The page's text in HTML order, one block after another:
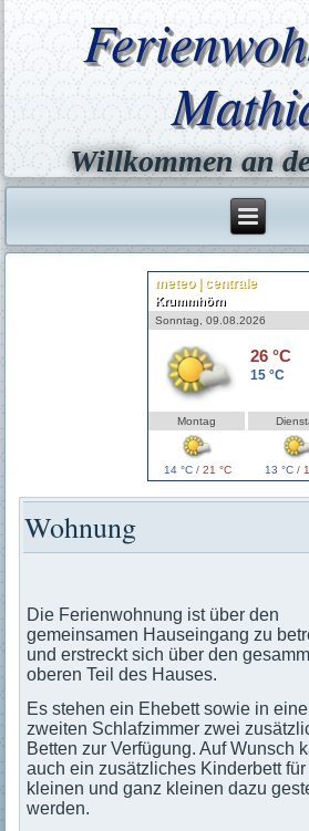
Willkommen an
meteo | centrale
Krummhörn
Sonntag, 09.08.2026
26 °C
15 °C
Montag
14 °C / 21 °C 13 °C /
Wohnung
Die Ferienwohnung ist über den
gemeinsamen Hauseingang zu
und erstreckt sich über den
oberen Teil des Hauses.
Es stehen ein Ehebett sowie in
zweiten Schlafzimmer zwei
Betten zur Verfügung. Auf Wunsch
auch ein zusätzliches Kinderbett
kleinen und ganz kleinen dazu
werden.